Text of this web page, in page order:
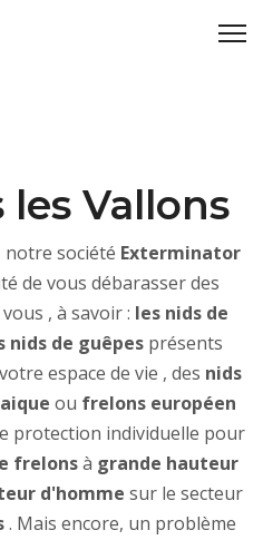
Vallons
société Exterminator
de vous débarasser des
, à savoir : les nids de
nids de guêpesprésents
espace de vie , des nids
ou frelons européen
protection individuelle pour
frelonsà grande hauteur
d'homme sur le secteur
. Mais encore, un problème